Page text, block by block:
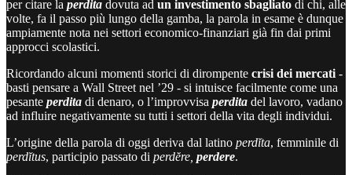
per citare la perdita dovuta ad un investimento sbagliato di chi, alle
volte, fa il passo più lungo della gamba, la parola in esame è dunque
ampiamente nota nei settori economico-finanziari già fin dai primi
approcci scolastici.
Ricordando alcuni momenti storici di dirompente crisi dei mercati -
basti pensare a Wall Street nel ’29 - si intuisce facilmente come una
pesante perdita di denaro, o l’improvvisa perdita del lavoro, vadano
ad influire negativamente su tutti i settori della vita degli individui.
L’origine della parola di oggi deriva dal latino perdĭta, femminile di
perdĭtus, participio passato di perdĕre, perdere.